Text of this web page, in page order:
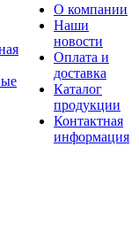
О компании
Наши
новости
Оплата и
доставка
Каталог
продукции
Контактная
информация